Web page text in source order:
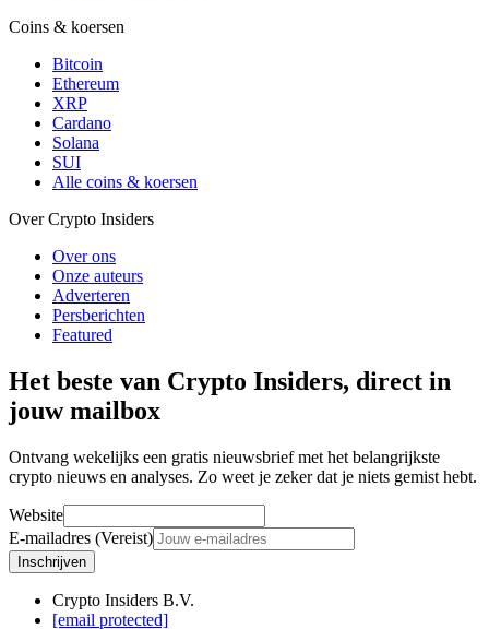
Coins & koersen
Bitcoin
Ethereum
XRP
Cardano
Solana
SUI
Alle coins & koersen
Over Crypto Insiders
Over ons
Onze auteurs
Adverteren
Persberichten
Featured
Het beste van Crypto Insiders, direct in
jouw mailbox
Ontvang wekelijks een gratis nieuwsbrief met het belangrijkste
crypto nieuws en analyses. Zo weet je zeker dat je niets gemist hebt.
Website
E-mailadres (Vereist)
Inschrijven
Crypto Insiders B.V.
[email protected]